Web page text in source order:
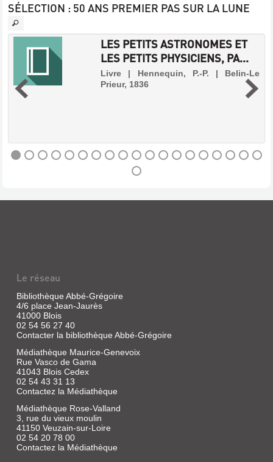
UN
HOMME
1ER
Livre
|
Verticales-
donne
lire
comme
le
journal
intime
d'un
certain
Jean-
Daniel
Dugommier,
rédigé
à
deux
époques
cruciales
de
sa
vie
SÉLECTION : 50 ANS PREMIER PAS SUR LA LUNE
LES PETITS ASTRONOMES ET
LES PETITS PHYSICIENS, PA...
Livre | Hennequin, P.-P. | Belin-Le
Prieur, 1836
PA...
Livre
|
Hennequin,
P.-
P.
Belin-
Le
Prieur,
1836
DE
LA
Le réseau
Bibliothèque Abbé-Grégoire
4/6 place Jean-Jaurès
41000 Blois
02 54 56 27 40
Contacter la bibliothèque Abbé-Grégoire
Médiathèque Maurice-Genevoix
Rue Vasco de Gama
41043 Blois Cedex
02 54 43 31 13
Contactez la Médiathèque
Médiathèque Rose-Valland
3, rue du vieux moulin
41150 Veuzain-sur-Loire
02 54 20 78 00
Contactez la Médiathèque